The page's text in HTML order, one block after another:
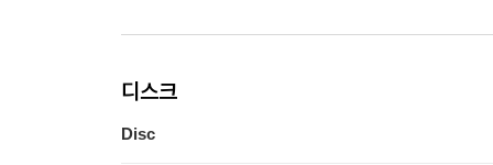
디스크
Disc